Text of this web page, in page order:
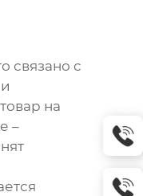
связано с
на
–